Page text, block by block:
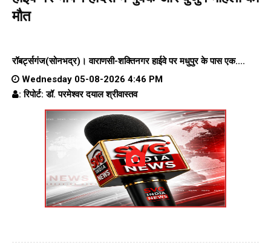
मौत
रॉबर्ट्सगंज(सोनभद्र)। वाराणसी-शक्तिनगर हाईवे परमधुपुर के पास एक....
Wednesday 05-08-2026 4:46 PM
: रिपोर्ट: डॉ. परमेश्वर दयाल श्रीवास्तव